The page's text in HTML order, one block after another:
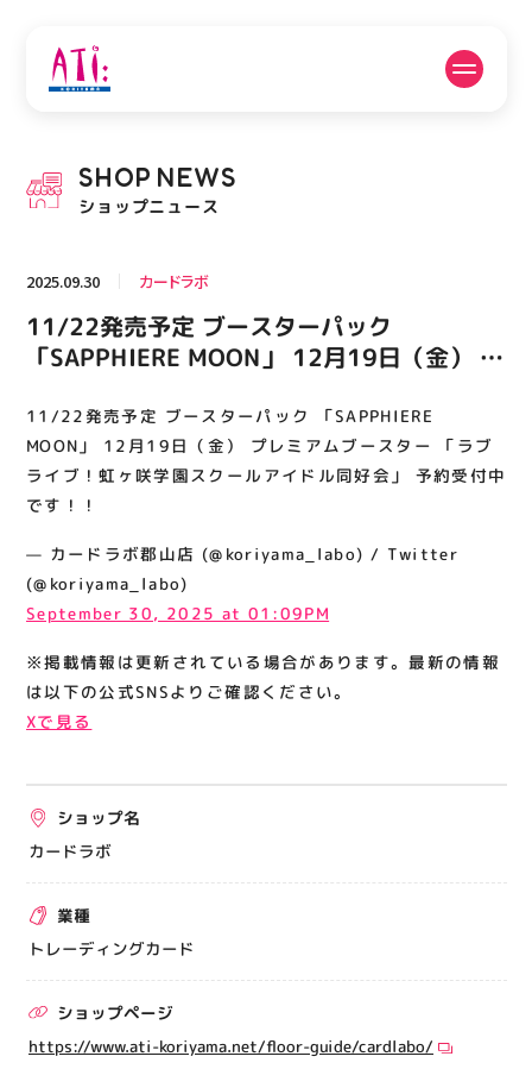
PICK UP NEWS
ピックアップニュース
フロアガイド 営業時間
ACCESS
アクセス・駐車場
RECRUIT
スタッフ募集
関連情報
お知らせ
プライバシーポリシー
サイトポリシー
出店をご検討の方へ
テナント出店募集
催事出店募集
アティビジョンについて
SHOP NEWS
ショップニュース
2025.09.30 カードラボ
11/22発売予定 ブースターパック
「SAPPHIERE MOON」 12月19日（金） プ
学園スクールアイドル同好会」 予約受付中
です！！
11/22発売予定 ブースターパック 「SAPPHIERE
MOON」 12月19日（金） プレミアムブースター 「ラブ
ライブ！虹ヶ咲学園スクールアイドル同好会」 予約受付中
です！！
— カードラボ郡山店 (@koriyama_labo) / Twitter
(@koriyama_labo)
September 30, 2025 at 01:09PM
※掲載情報は更新されている場合があります。最新の情報
は以下の公式SNSよりご確認ください。
Xで見る
ショップ名
カードラボ
業種
トレーディングカード
ショップページ
https://www.ati-koriyama.net/floor-guide/cardlabo/